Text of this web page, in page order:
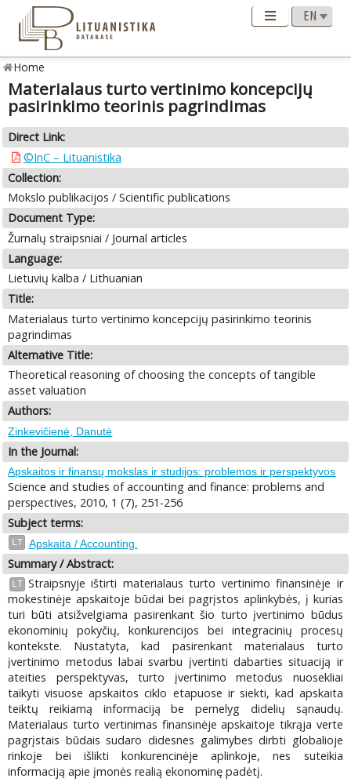
Home
Materialaus turto vertinimo koncepcijų
pasirinkimo teorinis pagrindimas
Direct Link:
©InC – Lituanistika
Collection:
Mokslo publikacijos / Scientific publications
Document Type:
Žurnalų straipsniai / Journal articles
Language:
Lietuvių kalba / Lithuanian
Title:
Materialaus turto vertinimo koncepcijų pasirinkimo teorinis
pagrindimas
Alternative Title:
Theoretical reasoning of choosing the concepts of tangible
asset valuation
Authors:
Zinkevičienė, Danutė
In the Journal:
Apskaitos ir finansų mokslas ir studijos: problemos ir perspektyvos
Science and studies of accounting and finance: problems and
perspectives, 2010, 1 (7), 251-256
Subject terms:
LT Apskaita / Accounting.
Summary / Abstract:
LT Straipsnyje ištirti materialaus turto vertinimo finansinėje ir
mokestinėje apskaitoje būdai bei pagrįstos aplinkybės, į kurias
turi būti atsižvelgiama pasirenkant šio turto įvertinimo būdus
ekonominių pokyčių, konkurencijos bei integracinių procesų
kontekste. Nustatyta, kad pasirenkant materialaus turto
įvertinimo metodus labai svarbu įvertinti dabarties situaciją ir
ateities perspektyvas, turto įvertinimo metodus nuosekliai
taikyti visuose apskaitos ciklo etapuose ir siekti, kad apskaita
teiktų reikiamą informaciją be pernelyg didelių sąnaudų.
Materialaus turto vertinimas finansinėje apskaitoje tikrąja verte
pagrįstais būdais sudaro didesnes galimybes dirbti globalioje
rinkoje bei išlikti konkurencinėje aplinkoje, nes suteikia
informaciją apie įmonės realią ekonominę padėtį.